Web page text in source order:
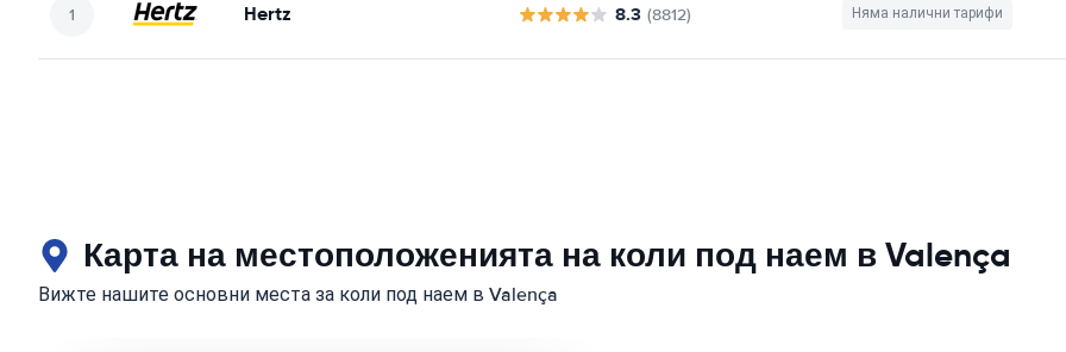
Hertz 8.3 (8812) Няма налични тарифи
Карта на местоположенията на коли под наем в Valença
Вижте нашите основни места за коли под наем в Valença